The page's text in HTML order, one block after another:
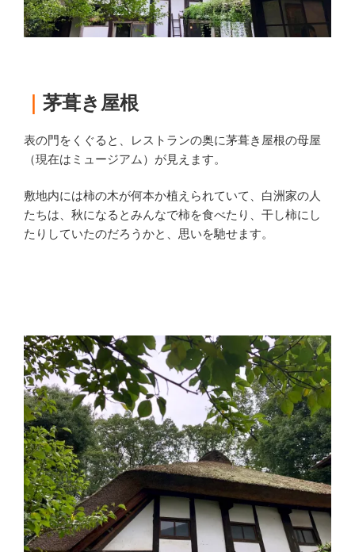
茅葺き屋根
表の門をくぐると、レストランの奥に茅葺き屋根の母屋
（現在はミュージアム）が見えます。
敷地内には柿の木が何本か植えられていて、白洲家の人
たちは、秋になるとみんなで柿を食べたり、干し柿にし
たりしていたのだろうかと、思いを馳せます。